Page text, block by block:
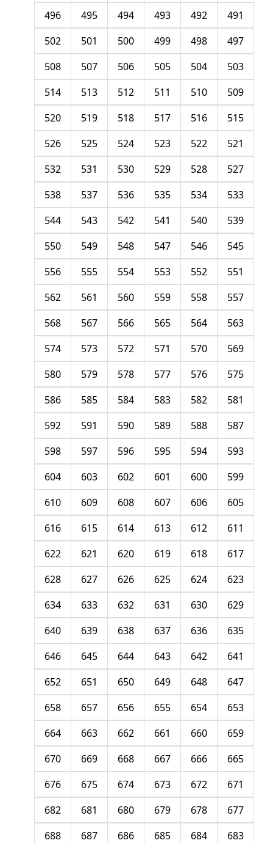
491
492
493
494
495
496
497
498
499
500
501
502
503
504
505
506
507
508
509
510
511
512
513
514
515
516
517
518
519
520
521
522
523
524
525
526
527
528
529
530
531
532
533
534
535
536
537
538
539
540
541
542
543
544
545
546
547
548
549
550
551
552
553
554
555
556
557
558
559
560
561
562
563
564
565
566
567
568
569
570
571
572
573
574
575
576
577
578
579
580
581
582
583
584
585
586
587
588
589
590
591
592
593
594
595
596
597
598
599
600
601
602
603
604
605
606
607
608
609
610
611
612
613
614
615
616
617
618
619
620
621
622
623
624
625
626
627
628
629
630
631
632
633
634
635
636
637
638
639
640
641
642
643
644
645
646
647
648
649
650
651
652
653
654
655
656
657
658
659
660
661
662
663
664
665
666
667
668
669
670
671
672
673
674
675
676
677
678
679
680
681
682
683
684
685
686
687
688